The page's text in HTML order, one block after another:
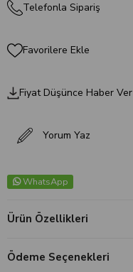
Telefonla Sipariş
Favorilere Ekle
Fiyat Düşünce Haber Ver
Yorum Yaz
WhatsApp
Ürün Özellikleri
Ödeme Seçenekleri